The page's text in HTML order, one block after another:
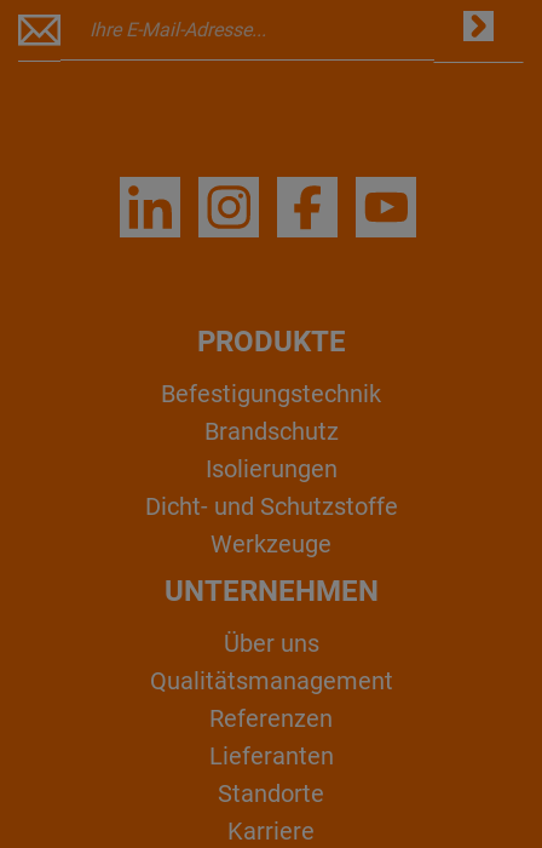
PRODUKTE
Befestigungstechnik
Brandschutz
Isolierungen
Dicht- und Schutzstoffe
Werkzeuge
UNTERNEHMEN
Über uns
Qualitätsmanagement
Referenzen
Lieferanten
Standorte
Karriere